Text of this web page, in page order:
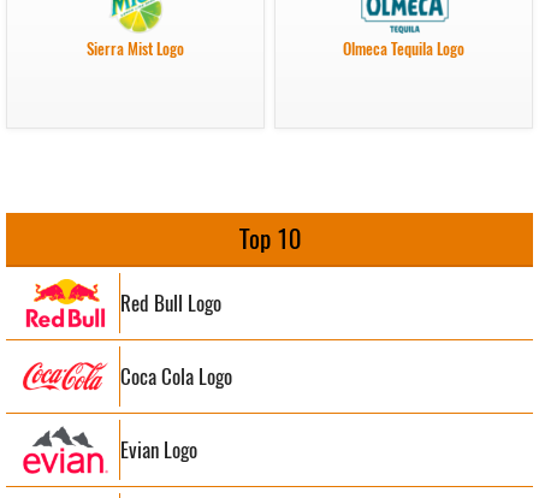
Sierra Mist Logo Olmeca Tequila Logo
Top 10
Red Bull Logo
Coca Cola Logo
Evian Logo